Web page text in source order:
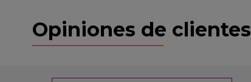
Opiniones de clientes